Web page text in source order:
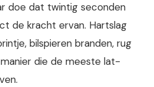
doe dat twintig seconden
de kracht ervan. Hartslag
bilspieren branden, rug
die de meeste lat-